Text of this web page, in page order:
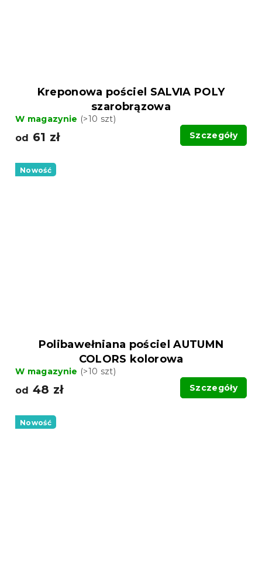
Kreponowa pościel SALVIA POLY
szarobrązowa
W magazynie (>10 szt)
od 61 zł Szczegóły
Nowość
Polibawełniana pościel AUTUMN
COLORS kolorowa
W magazynie (>10 szt)
od 48 zł Szczegóły
Nowość